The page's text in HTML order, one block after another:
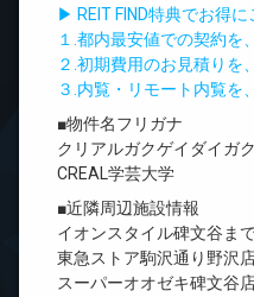
▶ REIT FIND特典でお得に
１.都内最安値での契約を
２.初期費用のお見積りを
３.内覧・リモート内覧を
■物件名フリガナ
クリアルガクゲイダイガク
CREAL学芸大学
■近隣周辺施設情報
イオンスタイル碑文谷ま
東急ストア駒沢通り野沢
スーパーオオゼキ碑文谷